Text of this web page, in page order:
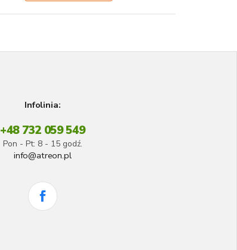
Infolinia:
+48 732 059 549
Pon - Pt: 8 - 15 godź.
info@atreon.pl